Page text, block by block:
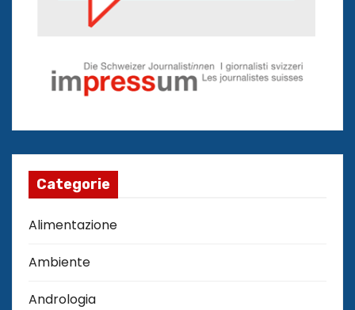
Categorie
Alimentazione
Ambiente
Andrologia